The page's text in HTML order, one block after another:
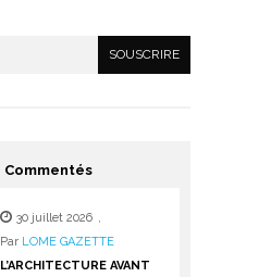
Commentés
30 juillet 2026 ,
Par LOME GAZETTE
L’ARCHITECTURE AVANT